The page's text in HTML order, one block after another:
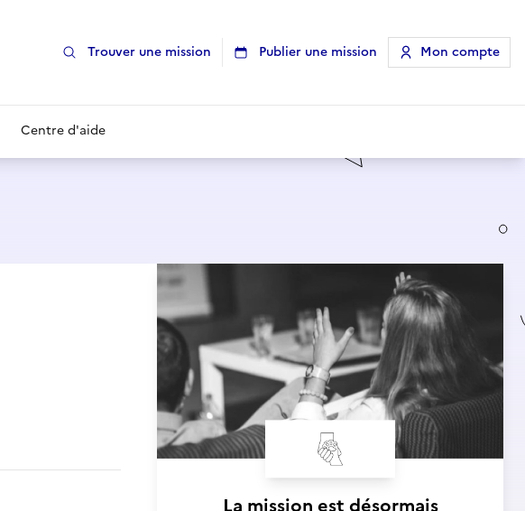
Trouver une mission Publier une mission Mon compte
Centre d'aide
La mission est désormais